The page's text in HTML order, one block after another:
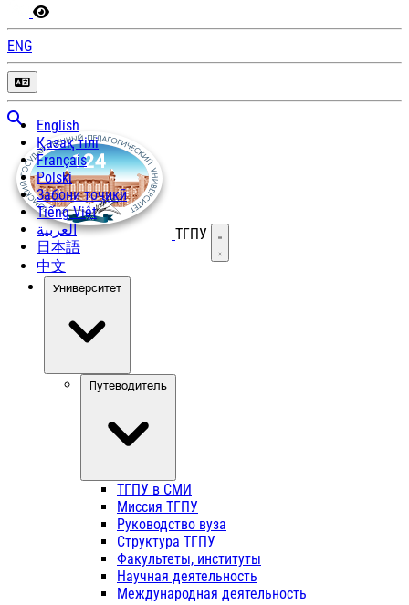
ENG
English
Қазақ тілі
Français
Polski
Забони тоҷикӣ
Tiếng Việt
العربية
日本語
中文
ТГПУ Открыть меню
Университет
Путеводитель
ТГПУ в СМИ
Миссия ТГПУ
Руководство вуза
Структура ТГПУ
Факультеты, институты
Научная деятельность
Международная деятельность